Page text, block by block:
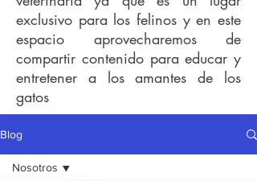
exclusivo para los felinos y en este
espacio aprovecharemos de
compartir contenido para educar y
entretener a los amantes de los
gatos
Blog
Nosotros